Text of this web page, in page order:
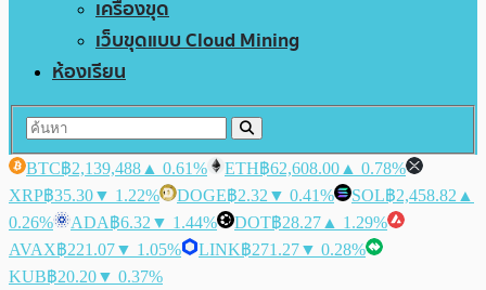
เครื่องขุด
เว็บขุดแบบ Cloud Mining
ห้องเรียน
BTC฿2,139,488 ▲ 0.61% ETH฿62,608.00 ▲ 0.78%
XRP฿35.30▼ 1.22% DOGE฿2.32 ▼ 0.41% SOL฿2,458.82 ▲
0.26%
ADA฿6.32 ▼ 1.44% DOT฿28.27 ▲ 1.29%
AVAX฿221.07▼ 1.05% LINK฿271.27▼ 0.28%
KUB฿20.20▼ 0.37%